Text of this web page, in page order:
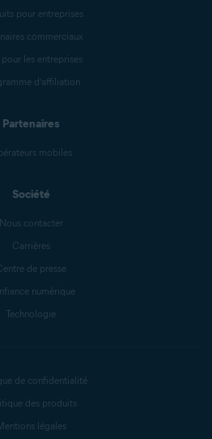
pour entreprises
commerciaux
les entreprises
d’affiliation
Partenaires
mobiles
Société
Nous contacter
Carrières
de presse
numérique
Technologie
de confidentialité
des produits
légales